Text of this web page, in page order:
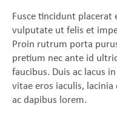
Fusce tincidunt placerat
vulputate ut felis et
Proin rutrum porta
pretium nec ante id
faucibus. Duis ac lacus
vitae eros iaculis,
ac dapibus lorem.